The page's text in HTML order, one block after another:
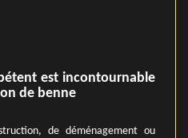
est incontournable
de benne
de déménagement ou